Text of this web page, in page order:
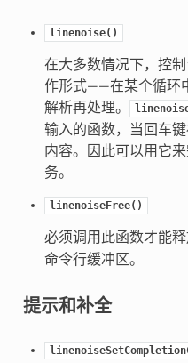
linenoise()
在大多数情况下，控
作形式——在某个循环
解析再处理。
输入的函数，当回车
内容。因此可以用它
务。
linenoiseFree()
必须调用此函数才能释
命令行缓冲区。
提示和补全